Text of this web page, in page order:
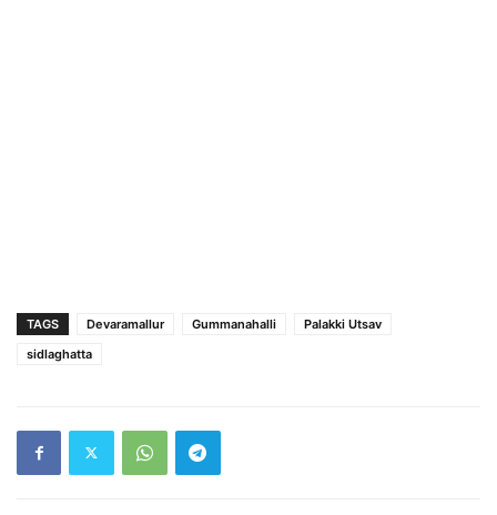
TAGS Devaramallur Gummanahalli
Palakki Utsav
sidlaghatta